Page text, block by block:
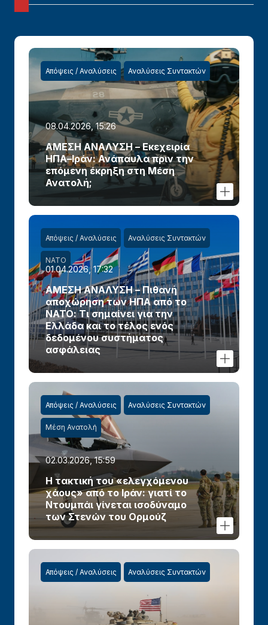
Απόψεις / Αναλύσεις Αναλύσεις Συντακτών
08.04.2026, 15:26
ΑΜΕΣΗ ΑΝΑΛΥΣΗ – Εκεχειρία
ΗΠΑ–Ιράν: Ανάπαυλα πριν την
επόμενη έκρηξη στη Μέση
Ανατολή;
Απόψεις / Αναλύσεις Αναλύσεις Συντακτών
ΝΑΤΟ
01.04.2026, 17:32
ΑΜΕΣΗ ΑΝΑΛΥΣΗ – Πιθανή
αποχώρηση των ΗΠΑ από το
ΝΑΤΟ: Τι σημαίνει για την
Ελλάδα και το τέλος ενός
δεδομένου συστήματος
ασφάλειας
Απόψεις / Αναλύσεις Αναλύσεις Συντακτών
Μέση Ανατολή
02.03.2026, 15:59
Η τακτική του «ελεγχόμενου
χάους» από το Ιράν: γιατί το
Ντουμπάι γίνεται ισοδύναμο
των Στενών του Ορμούζ
Απόψεις / Αναλύσεις Αναλύσεις Συντακτών